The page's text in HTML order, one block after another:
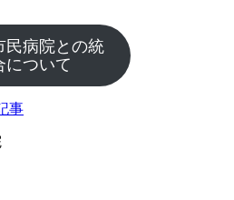
民病院との統
について
事